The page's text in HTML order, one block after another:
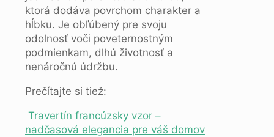
ktorá dodáva povrchom charakter a
hĺbku. Je obľúbený pre svoju
odolnosť voči poveternostným
podmienkam, dlhú životnosť a
nenáročnú údržbu.
Prečítajte si tiež:
Travertín francúzsky vzor –
nadčasová elegancia pre váš domov